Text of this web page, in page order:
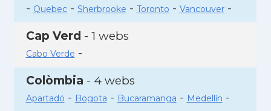
- Quebec- Sherbrooke - Toronto - Vancouver-
Cap Verd - 1 webs
Cabo Verde -
Colòmbia - 4 webs
Apartadó - Bogota - Bucaramanga - Medellín -